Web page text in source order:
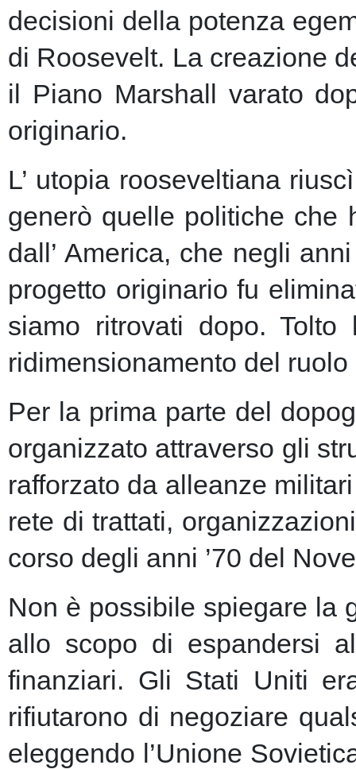
decisioni della potenza
di Roosevelt. La creazione
il Piano Marshall varato
originario.
L’ utopia rooseveltiana
generò quelle politiche che
dall’ America, che negli
progetto originario fu
siamo ritrovati dopo.
ridimensionamento del
Per la prima parte del
organizzato attraverso gli
rafforzato da alleanze
rete di trattati,
corso degli anni ’70 del
Non è possibile spiegare la
allo scopo di espandersi
finanziari. Gli Stati Uniti
rifiutarono di negoziare
eleggendo l’Unione